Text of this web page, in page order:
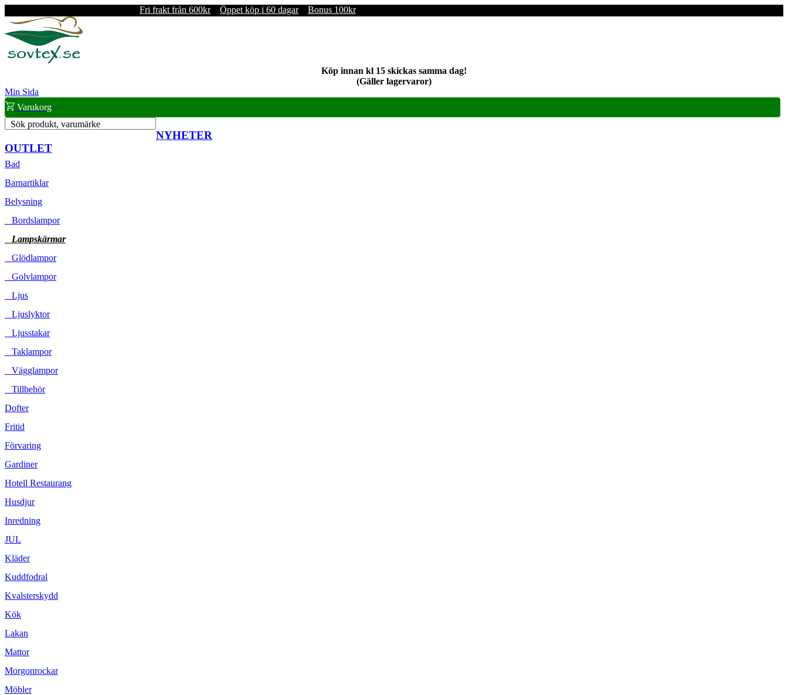
Fri frakt från 600kr Öppet köp i 60 dagar Bonus 100kr
Köp innan kl 15 skickas samma dag!
(Gäller lagervaror)
Min Sida
Varukorg
Sök produkt, varumärke
NYHETER
OUTLET
Bad
Barnartiklar
Belysning
Bordslampor
Lampskärmar
Glödlampor
Golvlampor
Ljus
Ljuslyktor
Ljusstakar
Taklampor
Vägglampor
Tillbehör
Dofter
Fritid
Förvaring
Gardiner
Hotell Restaurang
Husdjur
Inredning
JUL
Kläder
Kuddfodral
Kvalsterskydd
Kök
Lakan
Mattor
Morgonrockar
Möbler